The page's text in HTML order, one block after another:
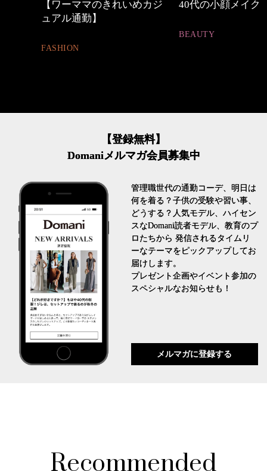
【ワーママのきれいめカジ
ュアル通勤】
FASHION
40代の小顔メイク
BEAUTY
【登録無料】
Domaniメルマガ会員募集中
管理職世代の通勤コーデ、明日は
何を着る？子供の受験や習い事、
どうする？人気モデル、ハイセン
スなDomani読者モデル、教育のプ
ロたちから 発信されるタイムリ
ーなテーマをピックアップしてお
届けします。
プレゼント企画やイベント参加の
スペシャルなお知らせも！
メルマガに登録する
Recommended